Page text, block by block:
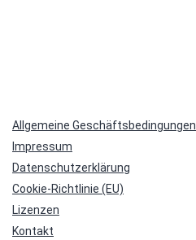
Allgemeine Geschäftsbedingungen
Impressum
Datenschutzerklärung
Cookie-Richtlinie (EU)
Lizenzen
Kontakt